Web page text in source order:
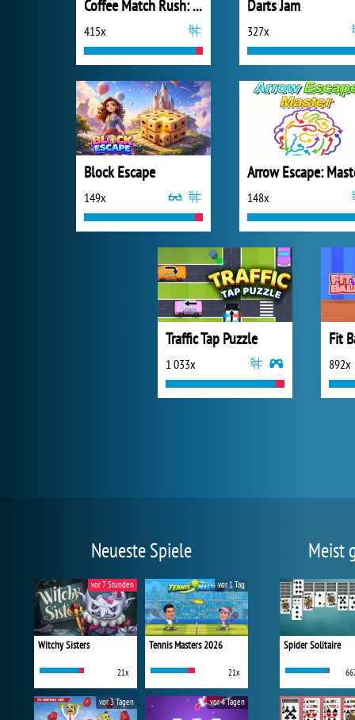
Coffee Match Rush: Sort Puzzle
415x
Darts Jam
327x
Block Escape
149x
Arrow Escape:
148x
Traffic Tap Puzzle
1 033x
Fit
892x
Neueste Spiele
Witchy Sisters
21x
vor 7 Stunden
Tennis Masters 2026
21x
vor 1 Tag
vor 3 Tagen vor 4 Tagen
Meist
Spider Solitaire